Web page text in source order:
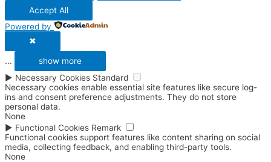
Accept All
Powered by
✖
...
show more
► Necessary Cookies Standard
Necessary cookies enable essential site features like secure log-
ins and consent preference adjustments. They do not store
personal data.
None
► Functional Cookies Remark
Functional cookies support features like content sharing on social
media, collecting feedback, and enabling third-party tools.
None